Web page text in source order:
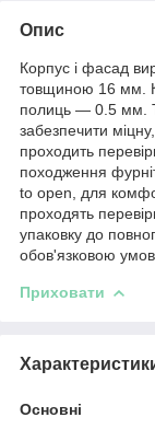
Опис
Корпус і фасад
товщиною 16 мм.
полиць — 0.5 мм.
забезпечити
проходить
походження
to open, для
проходять
упаковку до
обов'язковою
Приховати
Основні